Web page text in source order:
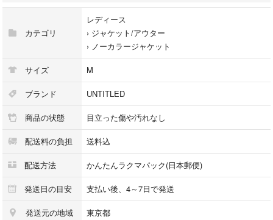
カテゴリ
レディース
› ジャケット/アウター
› ノーカラージャケット
サイズ M
ブランド UNTITLED
商品の状態 目立った傷や汚れなし
配送料の負担 送料込
配送方法 かんたんラクマパック(日本郵便)
発送日の目安 支払い後、4～7日で発送
発送元の地域 東京都